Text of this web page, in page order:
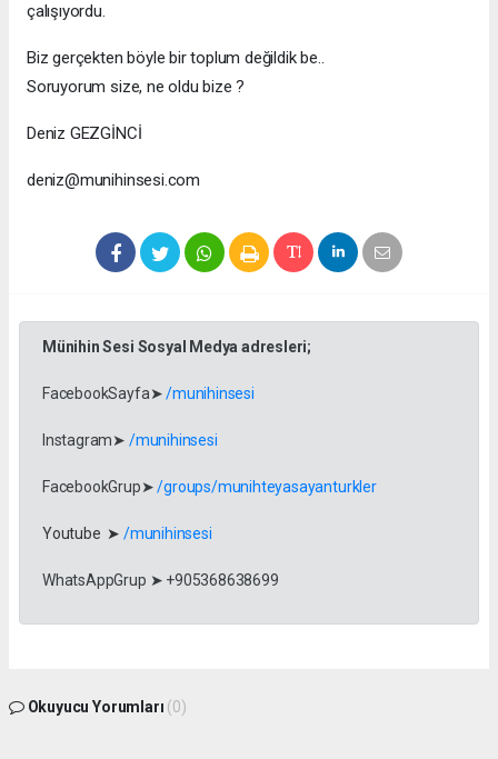
çalışıyordu.
Biz gerçekten böyle bir toplum değildik be..
Soruyorum size, ne oldu bize ?
Deniz GEZGİNCİ
deniz@munihinsesi.com
Münihin Sesi Sosyal Medya adresleri;
FacebookSayfa➤/munihinsesi
Instagram➤ /munihinsesi
FacebookGrup➤/groups/munihteyasayanturkler
Youtube ➤ /munihinsesi
WhatsAppGrup ➤ +905368638699
Okuyucu Yorumları (0)